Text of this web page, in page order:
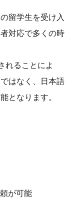
留学生を受け入
対応で多くの時
れることによ
はなく、日本語
となります。
が可能